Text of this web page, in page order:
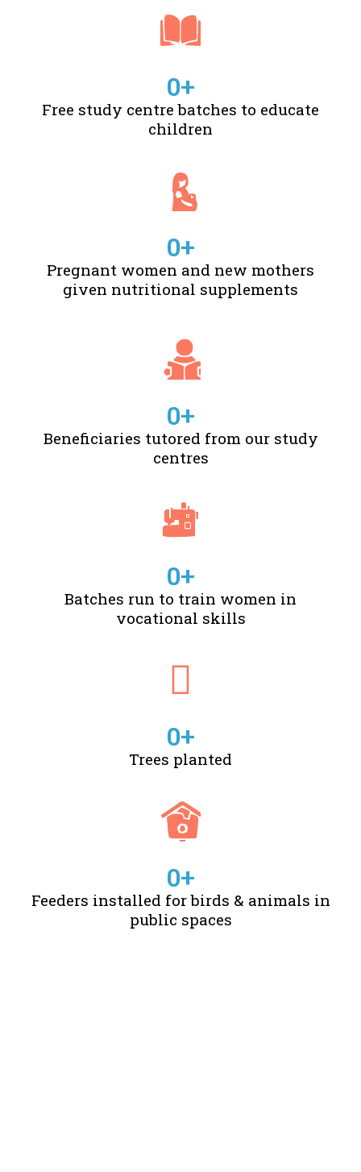
Free study centre batches to educate
children
0+
Pregnant women and new mothers
given nutritional supplements
0+
Beneficiaries tutored from our study
centres
0+
Batches run to train women in
vocational skills
0+
Trees planted
0+
Feeders installed for birds & animals in
public spaces
0+